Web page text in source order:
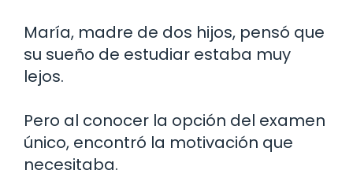
María, madre de dos hijos, pensó que
su sueño de estudiar estaba muy
lejos.
Pero al conocer la opción del examen
único, encontró la motivación que
necesitaba.